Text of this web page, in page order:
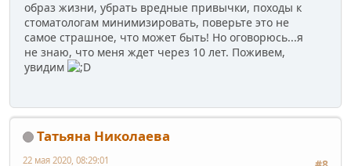
образ жизни, убрать вредные привычки, походы к
стоматологам минимизировать, поверьте это не
самое страшное, что может быть! Но оговорюсь...я
не знаю, что меня ждет через 10 лет. Поживем,
увидим
Татьяна Николаева
22 мая 2020, 08:29:01